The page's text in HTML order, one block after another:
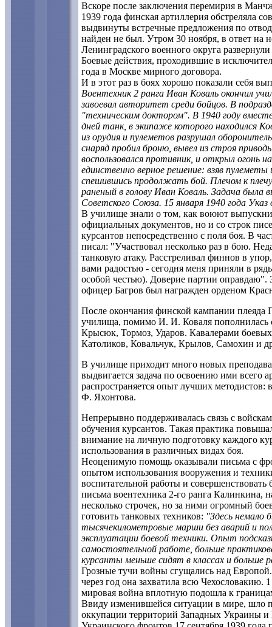
Вскоре после заключения перемирия в
1939 года финская артиллерия обстреляла
выдвинуты встречные предложения по
найден не был. Утром 30 ноября, в ответ на
Ленинградского военного округа
Боевые действия, проходившие в
года в Москве мирного договора.
И в этот раз в боях хорошо показали себя
Воентехник 2 ранга Иван Коваль окончил
завоевал авторитет среди бойцов. В
"техническим доктором". В 1940 году
дней танк, в экипаже которого находился
из орудия и пулеметов разрушал
снаряд пробил броню, вывел из строя
воспользовался противник, и открыл огонь
единственно верное решение: взяв
спешившись продолжать бой. Плечом к
раненый в голову Иван Коваль. Задача была
Советского Союза. 15 января 1940 года Указ
В училище знали о том, как воюют
официальных документов, но и со строк
курсантов непосредственно с поля боя. В
писал: "Участвовал несколько раз в бою.
танковую атаку. Расстреливал финнов в
вами радостью - сегодня меня приняли в
особой честью). Доверие партии оправдаю".
офицер Багров был награжден орденом
После окончания финской кампании плеяда
училища, помимо И. И. Коваля
Крысюк, Тормоз, Ударов. Кавалерами
Католиков, Ковальчук, Крылов, Самохин и
В училище приходит много новых
выдвигается задача по освоению ими всего
распространяется опыт лучших
Ф. Яхонтова.
Непрерывно поддерживалась связь с
обучения курсантов. Такая практика
внимание на личную подготовку каждого
использования в различных видах боя.
Неоценимую помощь оказывали письма с
опытом использования вооружения и
воспитательной работы и
письма воентехника 2-го ранга Калинкина,
несколько строчек, но за ними огромный
готовить танковых техников: "Здесь немало
тысячекилометровые марши без аварий и
эксплуатации боевой техники. Опыт
самостоятельной работе, больше
курсанты меньше сидят в классах и
Грозные тучи войны сгущались над
через год она захватила всю Чехословакию.
мировая война вплотную подошла к
Ввиду изменившейся ситуации в мире, шло
оккупации территорий Западных Украины и